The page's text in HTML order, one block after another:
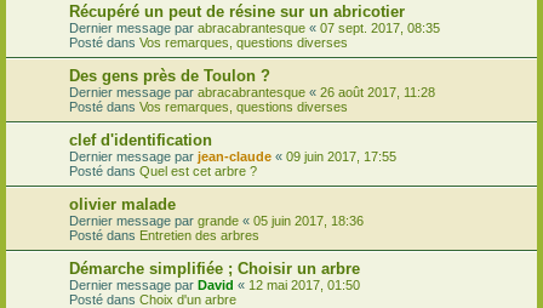
Récupéré un peut de résine sur un abricotier
Dernier message par abracabrantesque « 07 sept. 2017, 08:35
Posté dans Vos remarques, questions diverses
Des gens près de Toulon ?
Dernier message par abracabrantesque « 26 août 2017, 11:28
Posté dans Vos remarques, questions diverses
clef d'identification
Dernier message par jean-claude « 09 juin 2017, 17:55
Posté dans Quel est cet arbre ?
olivier malade
Dernier message par grande « 05 juin 2017, 18:36
Posté dans Entretien des arbres
Démarche simplifiée ; Choisir un arbre
Dernier message par David « 12 mai 2017, 01:50
Posté dans Choix d'un arbre